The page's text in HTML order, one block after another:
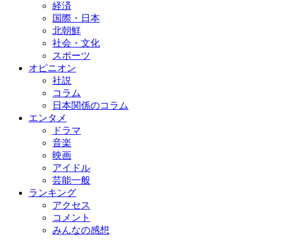
経済
国際・日本
北朝鮮
社会・文化
スポーツ
オピニオン
社説
コラム
日本関係のコラム
エンタメ
ドラマ
音楽
映画
アイドル
芸能一般
ランキング
アクセス
コメント
みんなの感想